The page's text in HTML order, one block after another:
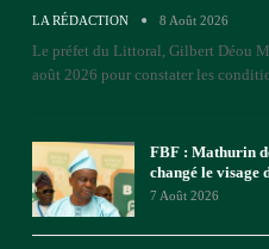
LA RÉDACTION 8 Août 2026
Le préfet du Littoral, Gilbert Déou
août 2026 pour constater les
FBF : Mathurin
changé le visage
7 Août 2026